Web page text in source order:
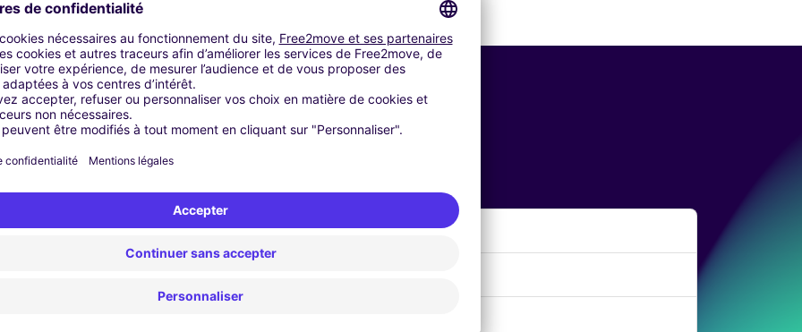
Agences similaires
(DS)